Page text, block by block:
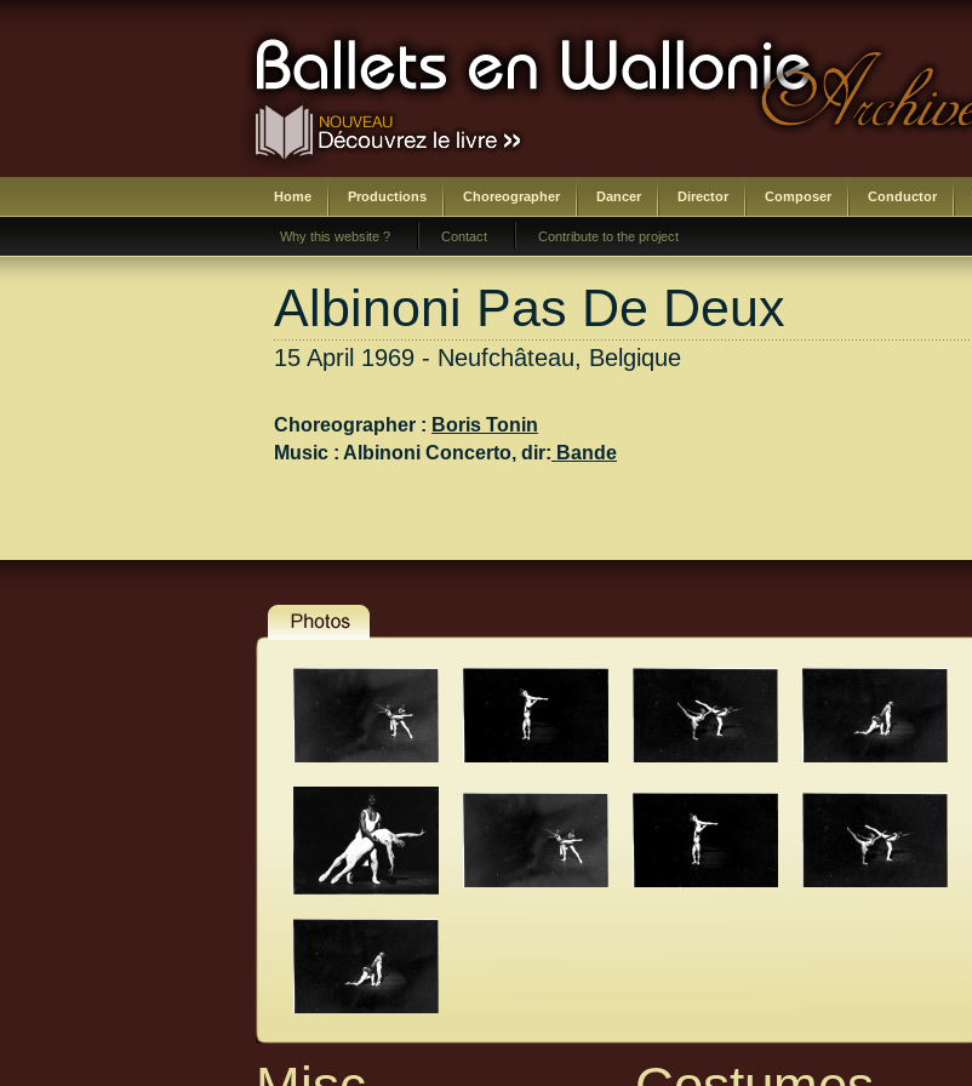
Home Productions Choreographer Dancer Director Composer Conductor
Why this website ? Contact Contribute to the project
Albinoni Pas De Deux
15 April 1969 - Neufchâteau, Belgique
Choreographer : Boris Tonin
Music : Albinoni Concerto, dir: Bande